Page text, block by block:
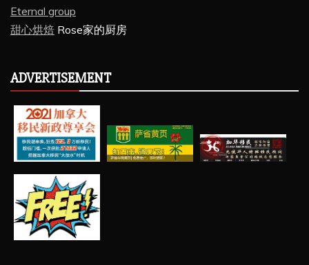
Eternal group
甜心烘焙 Rose家的厨房
ADVERTISEMENT